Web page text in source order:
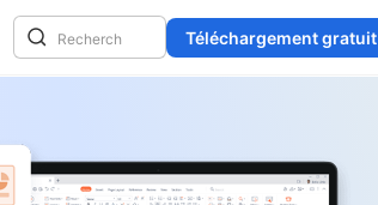
Téléchargement gratuit